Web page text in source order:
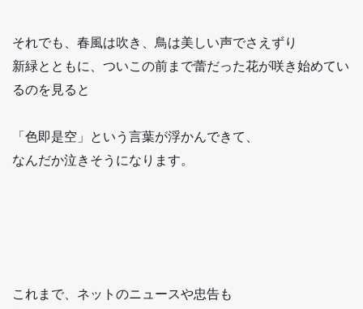
それでも、春風は吹き、鳥は美しい声でさえずり
新緑とともに、ついこの前まで蕾だった花が咲き始めてい
るのを見ると
「色即是空」という言葉が浮かんできて、
なんだか泣きそうになります。
これまで、ネットのニュースや忠告も